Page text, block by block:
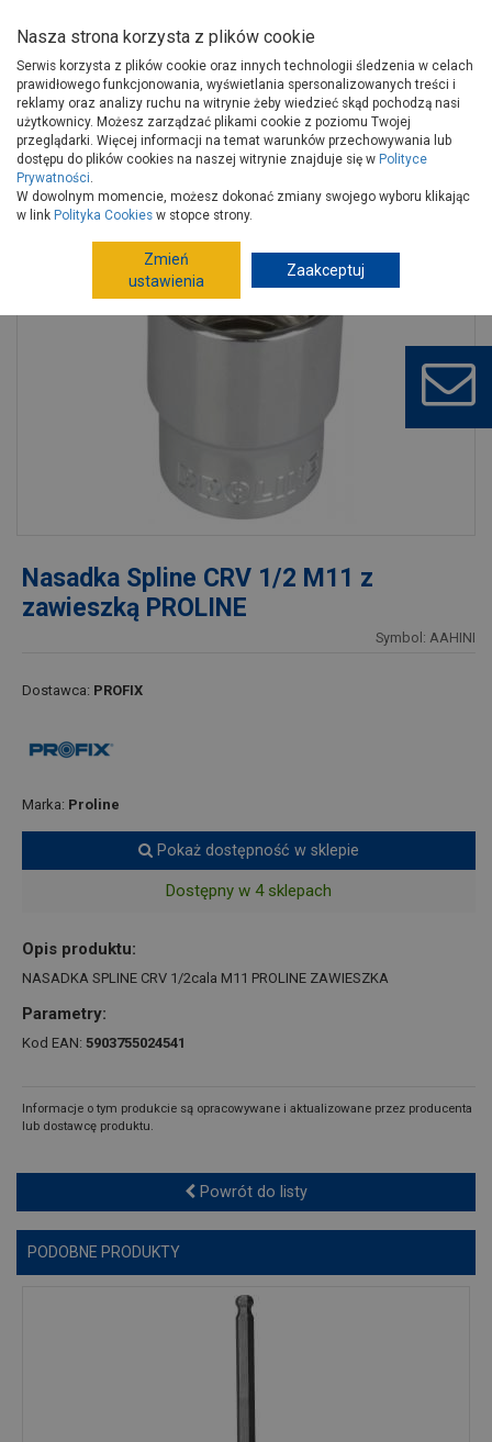
Strona główna Narzędzia
Narzędzia ręczne, warsztat
Klucze, zestawy narzędziowe
Klucze nasadowe
Nasadka Spline CRV 1/2 M11 z zawieszką PROLINE
Nasadka Spline CRV 1/2 M11 z
zawieszką PROLINE
Symbol: AAHINI
Dostawca: PROFIX
Marka: Proline
Pokaż dostępność w sklepie
Dostępny w 4 sklepach
Opis produktu:
NASADKA SPLINE CRV 1/2cala M11 PROLINE ZAWIESZKA
Parametry:
Kod EAN: 5903755024541
Informacje o tym produkcie są opracowywane i aktualizowane przez producenta
lub dostawcę produktu.
Powrót do listy
PODOBNE PRODUKTY
Nasza strona korzysta z plików cookie
Serwis korzysta z plików cookie oraz innych technologii śledzenia w celach
prawidłowego funkcjonowania, wyświetlania spersonalizowanych treści i
reklamy oraz analizy ruchu na witrynie żeby wiedzieć skąd pochodzą nasi
użytkownicy. Możesz zarządzać plikami cookie z poziomu Twojej
przeglądarki. Więcej informacji na temat warunków przechowywania lub
dostępu do plików cookies na naszej witrynie znajduje się w Polityce
Prywatności.
W dowolnym momencie, możesz dokonać zmiany swojego wyboru klikając
w link Polityka Cookies w stopce strony.
Zmień
ustawienia
Zaakceptuj